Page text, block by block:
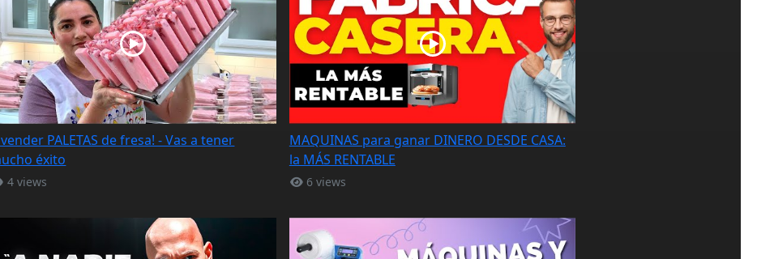
PALETAS de fresa! - Vas a tener
éxito
4 views
MAQUINAS para ganar DINERO DESDE CASA:
la MÁS RENTABLE
6 views